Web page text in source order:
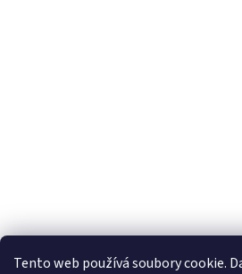
Tento web používá soubory cookie.